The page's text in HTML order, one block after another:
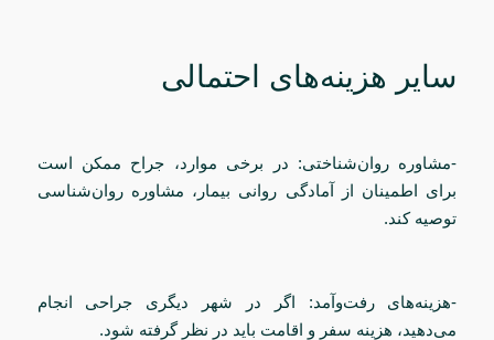
سایر هزینه‌های احتمالی
-مشاوره روان‌شناختی: در برخی موارد، جراح ممکن است
برای اطمینان از آمادگی روانی بیمار، مشاوره روان‌شناسی
توصیه کند.
-هزینه‌های رفت‌وآمد: اگر در شهر دیگری جراحی انجام
می‌دهید، هزینه سفر و اقامت باید در نظر گرفته شود.